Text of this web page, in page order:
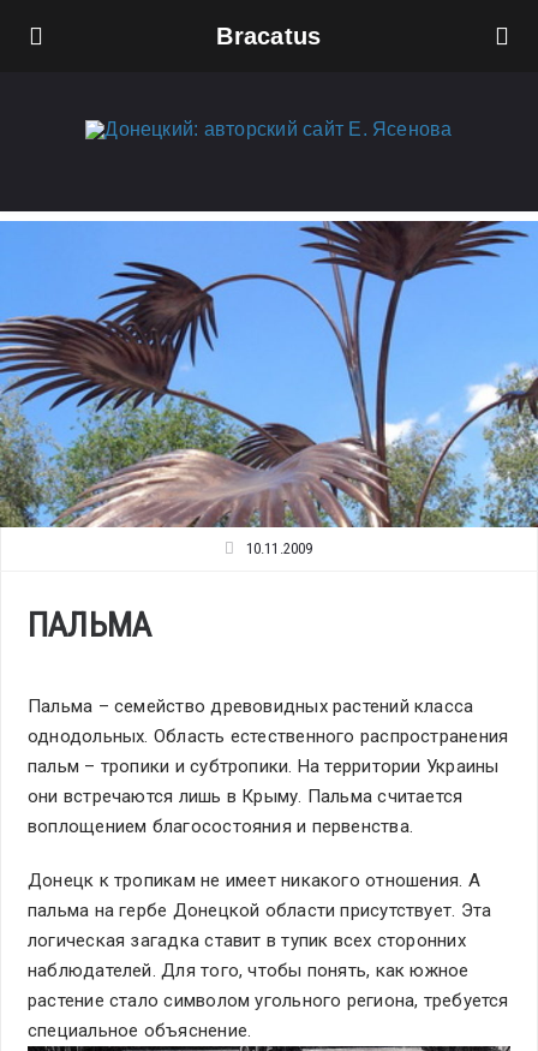
Bracatus
10.11.2009
ПАЛЬМА
Пальма – семейство древовидных растений класса
однодольных. Область естественного распространения
пальм – тропики и субтропики. На территории Украины
они встречаются лишь в Крыму. Пальма считается
воплощением благосостояния и первенства.
Донецк к тропикам не имеет никакого отношения. А
пальма на гербе Донецкой области присутствует. Эта
логическая загадка ставит в тупик всех сторонних
наблюдателей. Для того, чтобы понять, как южное
растение стало символом угольного региона, требуется
специальное объяснение.